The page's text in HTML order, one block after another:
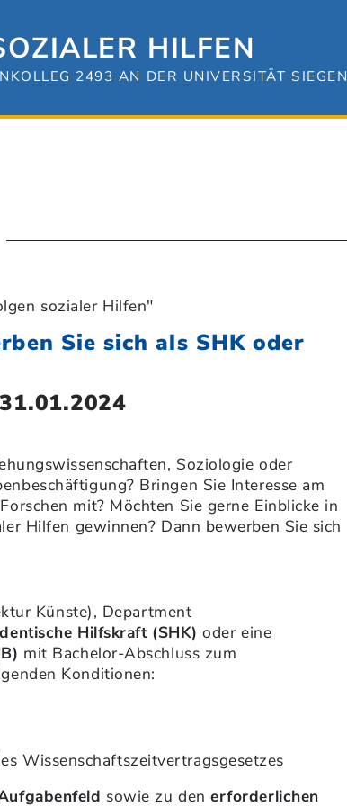
HILFEN
2493 AN DER UNIVERSITÄT SIEGEN
Sie sich als SHK oder
sozialer Hilfen"
Soziologie oder
Bringen Sie Interesse am
mit? Möchten Sie gerne Einblicke in
Hilfen gewinnen? Dann bewerben Sie sich
Künste), Department
Hilfskraft (SHK) oder eine
mit Bachelor-Abschluss zum
Konditionen:
Wissenschaftszeitvertragsgesetzes
sowie zu denerforderlichen